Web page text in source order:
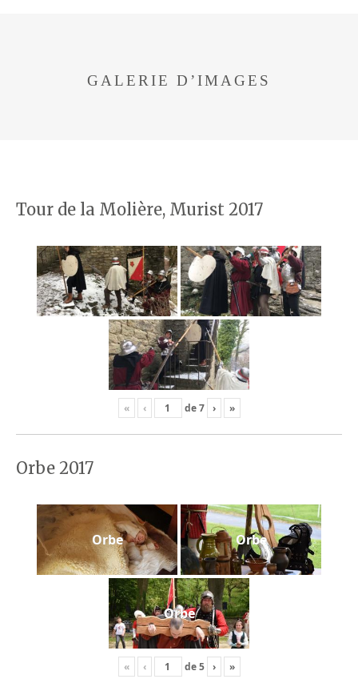
GALERIE D’IMAGES
Tour de la Molière, Murist 2017
« ‹ de7 › »
Orbe 2017
Orbe Orbe
Orbe
« ‹ de5 › »